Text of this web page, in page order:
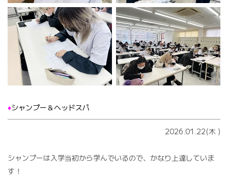
♦️シャンプー＆ヘッドスパ
2026.01.22(木 )
シャンプーは入学当初から学んでいるので、かなり上達していま
す！